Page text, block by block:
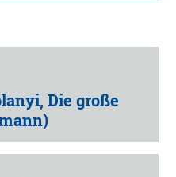
Die große